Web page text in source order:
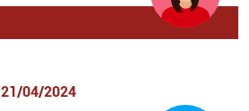
21/04/2024